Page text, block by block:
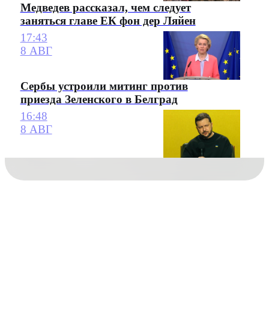
Медведев рассказал, чем следует
заняться главе ЕК фон дер Ляйен
17:43
8 АВГ
Сербы устроили митинг против
приезда Зеленского в Белград
16:48
8 АВГ